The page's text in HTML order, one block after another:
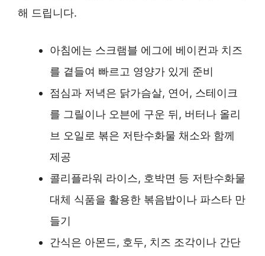
해 드립니다.
아침에는 스크램블 에그에 베이컨과 치즈
를 곁들여 빠르고 영양가 있게 준비
점심과 저녁은 닭가슴살, 연어, 스테이크
를 그릴이나 오븐에 구운 뒤, 버터나 올리
브 오일로 볶은 저탄수화물 채소와 함께
제공
콜리플라워 라이스, 호박면 등 저탄수화물
대체 식품을 활용한 볶음밥이나 파스타 만
들기
간식은 아몬드, 호두, 치즈 조각이나 간단